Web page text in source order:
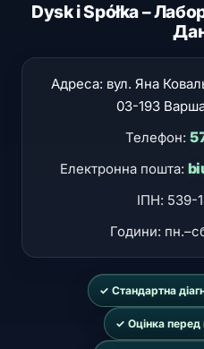
Dysk i Spółka –
Адреса: вул. Яна
03-193
Телефон:
Електронна пошта:
ІПН: 539-
Години:
✓ Стандартна
✓ Оцінка перед